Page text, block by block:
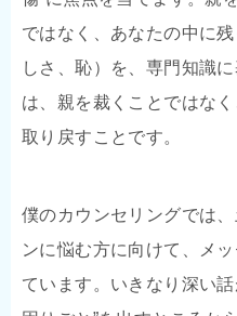
ではなく、あなたの中に
しさ、恥）を、専門知識
は、親を裁くことではな
取り戻すことです。
僕のカウンセリングでは
ンに悩む方に向けて、メ
ています。いきなり深い